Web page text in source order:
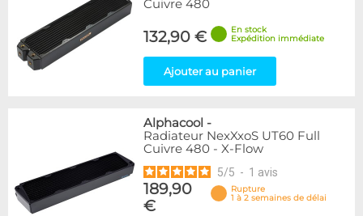
Cuivre 480
132,90 €
En stock
Expédition immédiate
Ajouter au panier
Alphacool -
Radiateur NexXxoS UT60 Full
Cuivre 480 - X-Flow
5/5 - 1 avis
189,90
€
Rupture
1 à 2 semaines de délai